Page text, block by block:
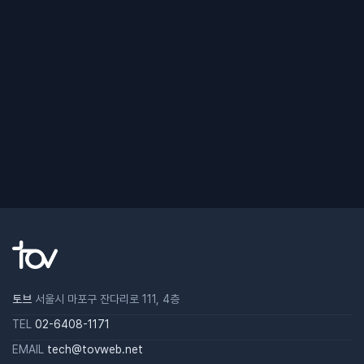
토브 서울시 마포구 잔다리로 111, 4층
TEL 02-6408-1171
EMAIL tech@tovweb.net